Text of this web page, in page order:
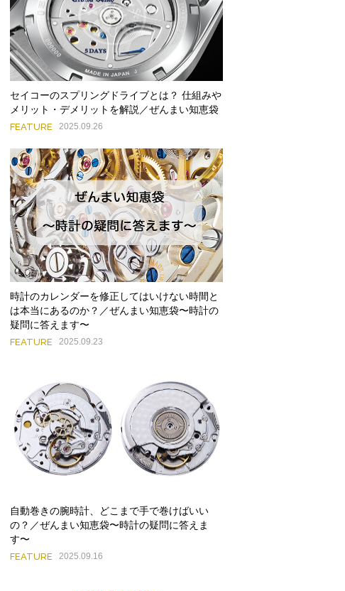
セイコーのスプリングドライブとは？ 仕組みや
メリット・デメリットを解説／ぜんまい知恵袋
FEATURE 2025.09.26
時計のカレンダーを修正してはいけない時間と
は本当にあるのか？／ぜんまい知恵袋〜時計の
疑問に答えます〜
FEATURE 2025.09.23
自動巻きの腕時計、どこまで手で巻けばいい
の？／ぜんまい知恵袋〜時計の疑問に答えま
す〜
FEATURE 2025.09.16